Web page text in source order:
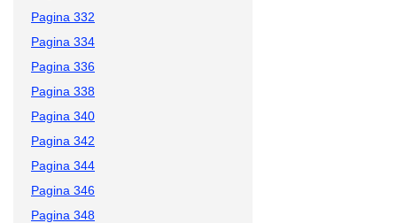
Pagina 332
Pagina 334
Pagina 336
Pagina 338
Pagina 340
Pagina 342
Pagina 344
Pagina 346
Pagina 348